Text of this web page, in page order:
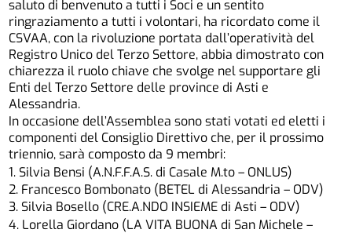
saluto di benvenuto a tutti i Soci e un sentito
ringraziamento a tutti i volontari, ha ricordato come il
CSVAA, con la rivoluzione portata dall’operatività del
Registro Unico del Terzo Settore, abbia dimostrato con
chiarezza il ruolo chiave che svolge nel supportare gli
Enti del Terzo Settore delle province di Asti e
Alessandria.
In occasione dell’Assemblea sono stati votati ed eletti i
componenti del Consiglio Direttivo che, per il prossimo
triennio, sarà composto da 9 membri:
1. Silvia Bensi (A.N.F.F.A.S. di Casale M.to – ONLUS)
2. Francesco Bombonato (BETEL di Alessandria – ODV)
3. Silvia Bosello (CRE.A.NDO INSIEME di Asti – ODV)
4. Lorella Giordano (LA VITA BUONA di San Michele –